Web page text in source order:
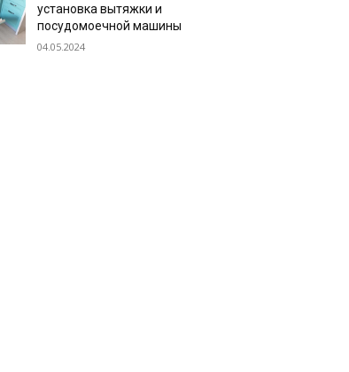
установка вытяжки и
посудомоечной машины
04.05.2024